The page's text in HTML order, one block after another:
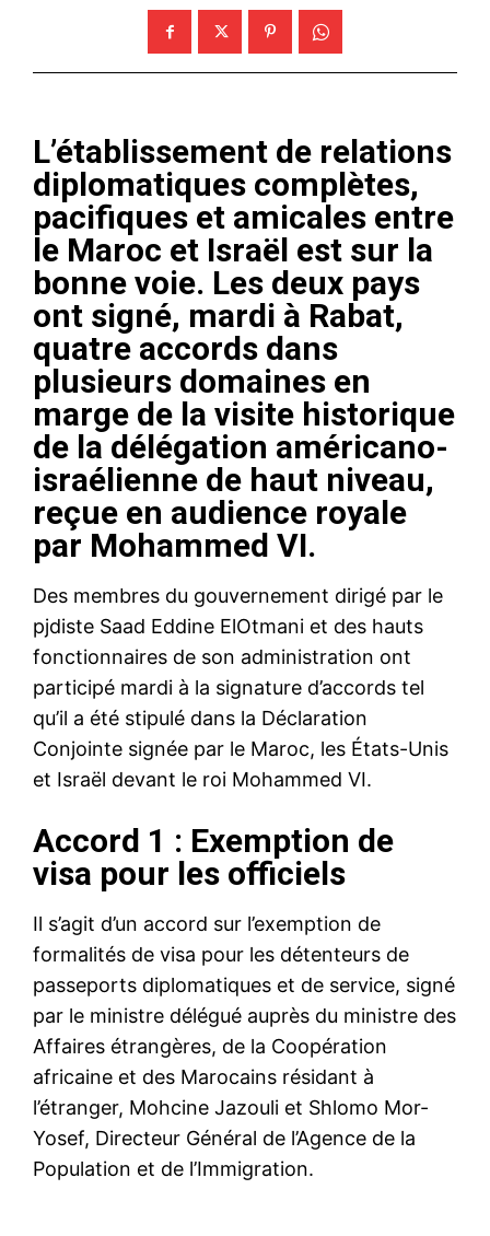
L’établissement de relations
diplomatiques complètes,
pacifiques et amicales entre
le Maroc et Israël est sur la
bonne voie. Les deux pays
ont signé, mardi à Rabat,
quatre accords dans
plusieurs domaines en
marge de la visite historique
de la délégation américano-
israélienne de haut niveau,
reçue en audience royale
par Mohammed VI.
Des membres du gouvernement dirigé par le
pjdiste Saad Eddine ElOtmani et des hauts
fonctionnaires de son administration ont
participé mardi à la signature d’accords tel
qu’il a été stipulé dans la Déclaration
Conjointe signée par le Maroc, les États-Unis
et Israël devant le roi Mohammed VI.
Accord 1 : Exemption de
visa pour les officiels
Il s’agit d’un accord sur l’exemption de
formalités de visa pour les détenteurs de
passeports diplomatiques et de service, signé
par le ministre délégué auprès du ministre des
Affaires étrangères, de la Coopération
africaine et des Marocains résidant à
l’étranger, Mohcine Jazouli et Shlomo Mor-
Yosef, Directeur Général de l’Agence de la
Population et de l’Immigration.